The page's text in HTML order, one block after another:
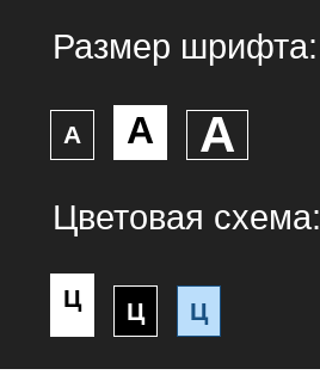
Размер шрифта:
А А А
Цветовая схема:
Ц Ц Ц